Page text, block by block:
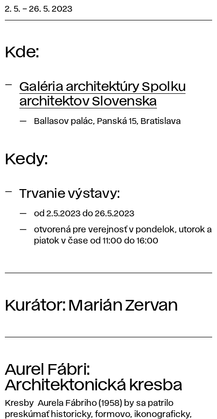
2. 5. – 26. 5. 2023
Kde:
Galéria architektúry Spolku
architektov Slovenska
Ballasov palác, Panská 15, Bratislava
Kedy:
Trvanie výstavy:
od 2.5.2023 do 26.5.2023
otvorená pre verejnosť v pondelok, utorok a
piatok v čase od 11:00 do 16:00
Kurátor: Marián Zervan
Aurel Fábri:
Architektonická kresba
Kresby Aurela Fábriho (1958) by sa patrilo
preskúmať historicky, formovo, ikonograficky,